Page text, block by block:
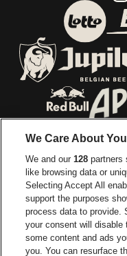
Ga
Ga
Ga naar
Ga
Ga
We Care About
We and our128 partners
like browsing data or
Selecting Accept All
support the purposes
process data to provide.
your consent will
some content and ads
you. You can resurface